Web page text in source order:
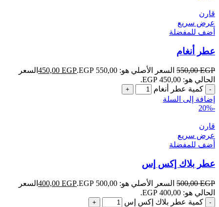
قارن
عرض سريع
أضف للمفضلة
عطر أنغام
550,00EGP السعر الأصلي هو: 550,00 EGP. 450,00 EGP
السعر
الحالي هو: 450,00 EGP.
كمية عطر أنغام
إضافة إلى السلة
-20%
قارن
عرض سريع
أضف للمفضلة
عطر بلاك إكس إس
500,00EGP السعر الأصلي هو: 500,00 EGP. 400,00 EGP
السعر
الحالي هو: 400,00 EGP.
كمية عطر بلاك إكس إس